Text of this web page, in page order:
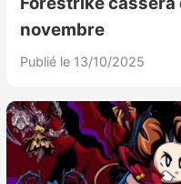
novembre
Publié le 13/10/2025